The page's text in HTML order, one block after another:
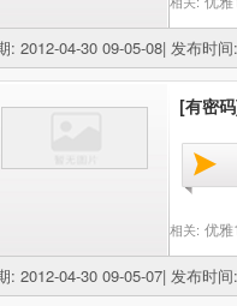
: 2012-04-30 09-05-08| 发布时间:
[有密
相关: 优雅
: 2012-04-30 09-05-07| 发布时间: